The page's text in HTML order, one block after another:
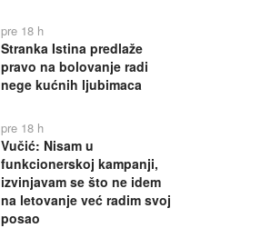
pre 18 h
Stranka Istina predlaže
pravo na bolovanje radi
nege kućnih ljubimaca
pre 18 h
Vučić: Nisam u
funkcionerskoj kampanji,
izvinjavam se što ne idem
na letovanje već radim svoj
posao